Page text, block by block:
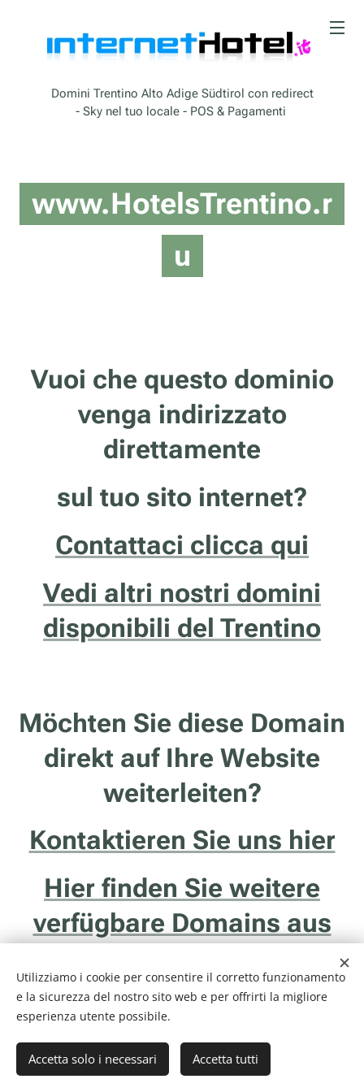
Domini Trentino Alto Adige Südtirol con redirect
- Sky nel tuo locale - POS & Pagamenti
www.HotelsTrentino.r
u
Vuoi che questo dominio
venga indirizzato
direttamente
sul tuo sito internet?
Contattaci clicca qui
Vedi altri nostri domini
disponibili del Trentino
Möchten Sie diese Domain
direkt auf Ihre Website
weiterleiten?
Kontaktieren Sie uns hier
Hier finden Sie weitere
verfügbare Domains aus
Internethotel.it è un servizio della ditta Francesco Solidoro - Via delle
Ghiaie, 20/1 - 38122 - Trento (TN) - P.I. 01043510229
Utilizziamo i cookie per consentire il corretto funzionamento
e la sicurezza del nostro sito web e per offrirti la migliore
esperienza utente possibile.
Accetta solo i necessari Accetta tutti